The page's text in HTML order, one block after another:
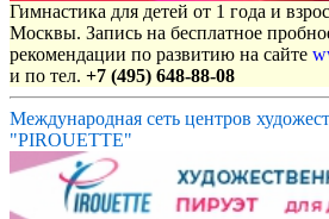
Гимнастика для детей от 1 года и
Москвы. Запись на бесплатное
рекомендации по развитию на сайте
и по тел. +7 (495) 648-88-08
Международная сеть центров
"PIROUETTE"